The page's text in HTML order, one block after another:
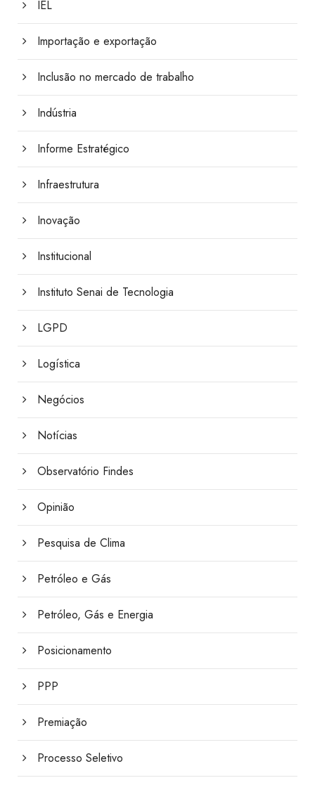
IEL
Importação e exportação
Inclusão no mercado de trabalho
Indústria
Informe Estratégico
Infraestrutura
Inovação
Institucional
Instituto Senai de Tecnologia
LGPD
Logística
Negócios
Notícias
Observatório Findes
Opinião
Pesquisa de Clima
Petróleo e Gás
Petróleo, Gás e Energia
Posicionamento
PPP
Premiação
Processo Seletivo